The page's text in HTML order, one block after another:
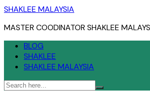
Skip
content
SHAKLEE MALAYSIA
MASTER COODINATOR SHAKLEE
BLOG
SHAKLEE
SHAKLEE MALAYSIA